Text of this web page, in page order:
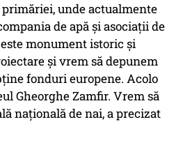
unde actualmente
de apă şi asociaţii de
monument istoric şi
şi vrem să depunem
fonduri europene. Acolo
Gheorghe Zamfir. Vrem să
naţională de nai, a precizat